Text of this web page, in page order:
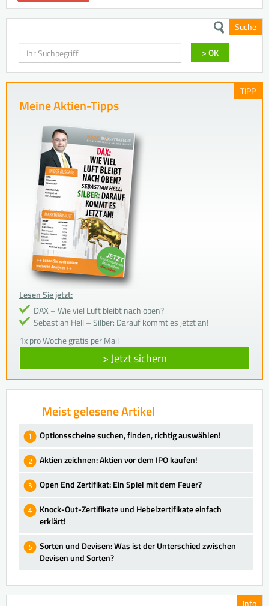
Suche
Suchen
> OK
TIPP
Meine Aktien-Tipps
Lesen Sie jetzt:
DAX – Wie viel Luft bleibt nach oben?
Sebastian Hell – Silber: Darauf kommt es jetzt an!
1x pro Woche gratis per Mail
> Jetzt sichern
Meist gelesene Artikel
Optionsscheine suchen, finden, richtig auswählen!
Aktien zeichnen: Aktien vor dem IPO kaufen!
Open End Zertifikat: Ein Spiel mit dem Feuer?
Knock-Out-Zertifikate und Hebelzertifikate einfach
erklärt!
Sorten und Devisen: Was ist der Unterschied zwischen
Devisen und Sorten?